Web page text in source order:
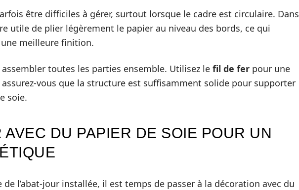
être difficiles à gérer, surtout lorsque le cadre est circulaire. Dans
utile de plier légèrement le papier au niveau des bords, ce qui
meilleure finition.
toutes les parties ensemble. Utilisez le fil de fer pour une
vous que la structure est suffisamment solide pour supporter
soie.
AVEC DU PAPIER DE SOIE POUR UN
l’abat-jour installée, il est temps de passer à la décoration avec du